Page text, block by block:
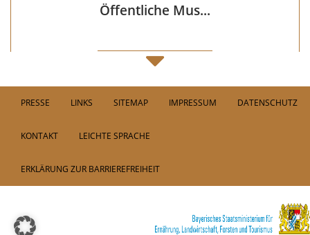
Öffentliche Mus...
11.
PRESSE LINKS SITEMAP IMPRESSUM DATENSCHUTZ
KONTAKT LEICHTE SPRACHE
ERKLÄRUNG ZUR BARRIEREFREIHEIT